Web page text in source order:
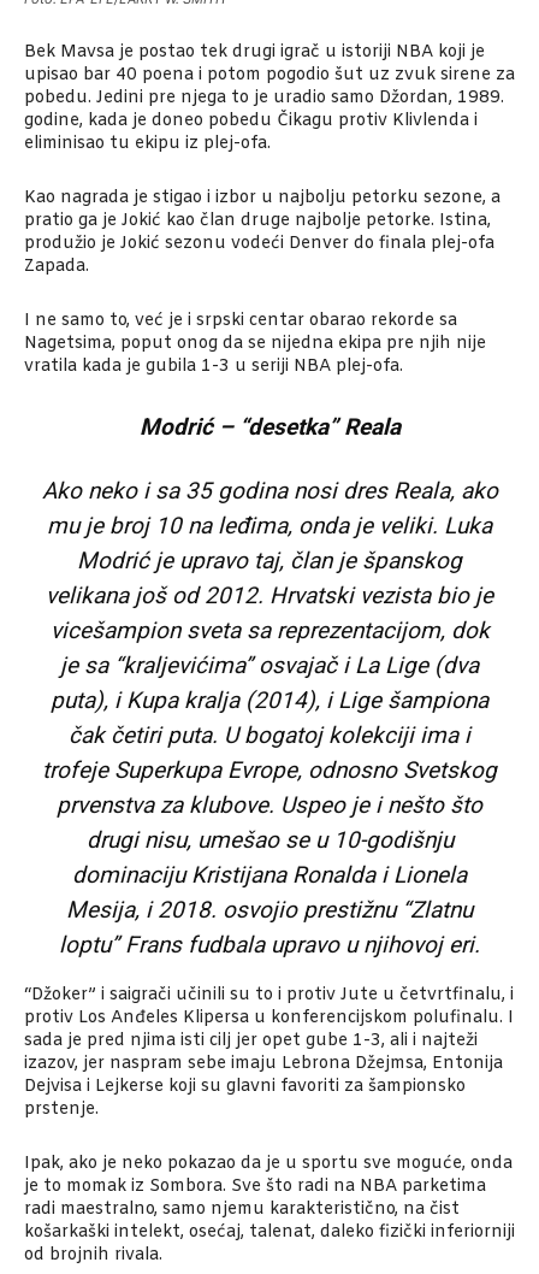
Bek Mavsa je postao tek drugi igrač u istoriji NBA koji je
upisao bar 40 poena i potom pogodio šut uz zvuk sirene za
pobedu. Jedini pre njega to je uradio samo Džordan, 1989.
godine, kada je doneo pobedu Čikagu protiv Klivlenda i
eliminisao tu ekipu iz plej-ofa.
Kao nagrada je stigao i izbor u najbolju petorku sezone, a
pratio ga je Jokić kao član druge najbolje petorke. Istina,
produžio je Jokić sezonu vodeći Denver do finala plej-ofa
Zapada.
I ne samo to, već je i srpski centar obarao rekorde sa
Nagetsima, poput onog da se nijedna ekipa pre njih nije
vratila kada je gubila 1-3 u seriji NBA plej-ofa.
Modrić – “desetka” Reala
Ako neko i sa 35 godina nosi dres Reala, ako
mu je broj 10 na leđima, onda je veliki. Luka
Modrić je upravo taj, član je španskog
velikana još od 2012. Hrvatski vezista bio je
vicešampion sveta sa reprezentacijom, dok
je sa “kraljevićima” osvajač i La Lige (dva
puta), i Kupa kralja (2014), i Lige šampiona
čak četiri puta. U bogatoj kolekciji ima i
trofeje Superkupa Evrope, odnosno Svetskog
prvenstva za klubove. Uspeo je i nešto što
drugi nisu, umešao se u 10-godišnju
dominaciju Kristijana Ronalda i Lionela
Mesija, i 2018. osvojio prestižnu “Zlatnu
loptu” Frans fudbala upravo u njihovoj eri.
“Džoker” i saigrači učinili su to i protiv Jute u četvrtfinalu, i
protiv Los Anđeles Klipersa u konferencijskom polufinalu. I
sada je pred njima isti cilj jer opet gube 1-3, ali i najteži
izazov, jer naspram sebe imaju Lebrona Džejmsa, Entonija
Dejvisa i Lejkerse koji su glavni favoriti za šampionsko
prstenje.
Ipak, ako je neko pokazao da je u sportu sve moguće, onda
je to momak iz Sombora. Sve što radi na NBA parketima
radi maestralno, samo njemu karakteristično, na čist
košarkaški intelekt, osećaj, talenat, daleko fizički inferiorniji
od brojnih rivala.